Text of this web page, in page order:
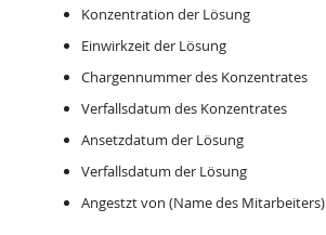
Konzentration der Lösung
Einwirkzeit der Lösung
Chargennummer des Konzentrates
Verfallsdatum des Konzentrates
Ansetzdatum der Lösung
Verfallsdatum der Lösung
Angestzt von (Name des Mitarbeiters)